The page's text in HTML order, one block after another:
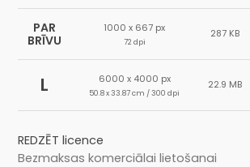
PAR
BRĪVU
1000 x 667 px
72 dpi
287 KB
L 6000 x 4000 px
50.8 x 33.87 cm / 300 dpi
22.9 MB
REDZĒT licence
Bezmaksas komerciālai lietošanai